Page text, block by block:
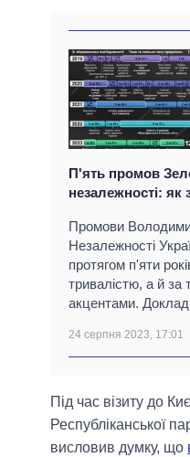
П'ять промов
незалежності: як
Промови
Незалежності
протягом п'яти
тривалістю, а й
акцентами.
24 серпня 2023, 17:01
Під час візиту до
Республіканської
висловив думку, що